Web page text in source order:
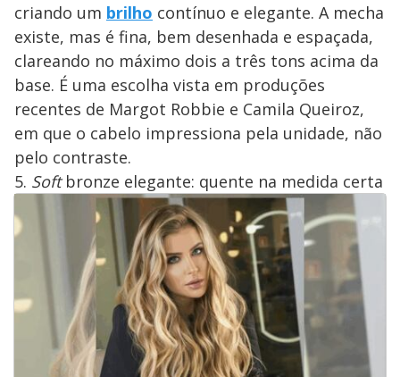
criando um brilho contínuo e elegante. A mecha
existe, mas é fina, bem desenhada e espaçada,
clareando no máximo dois a três tons acima da
base. É uma escolha vista em produções
recentes de Margot Robbie e Camila Queiroz,
em que o cabelo impressiona pela unidade, não
pelo contraste.
5. Softbronze elegante: quente na medida certa